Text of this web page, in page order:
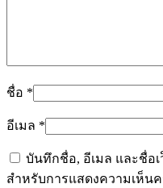
ชื่อ *
อีเมล *
บันทึกชื่อ, อีเมล และชื่อ
สำหรับการแสดงความเห็นค